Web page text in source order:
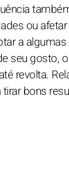
ou
a
seu gosto,
revolta.
bons